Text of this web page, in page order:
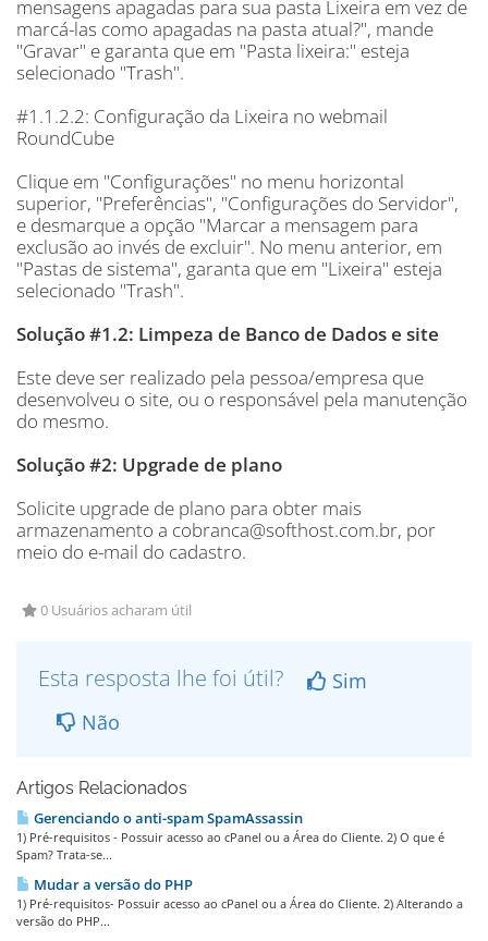
mensagens apagadas para sua pasta Lixeira em vez de
marcá-las como apagadas na pasta atual?", mande
"Gravar" e garanta que em "Pasta lixeira:" esteja
selecionado "Trash".
#1.1.2.2: Configuração da Lixeira no webmail
RoundCube
Clique em "Configurações" no menu horizontal
superior, "Preferências", "Configurações do Servidor",
e desmarque a opção "Marcar a mensagem para
exclusão ao invés de excluir". No menu anterior, em
"Pastas de sistema", garanta que em "Lixeira" esteja
selecionado "Trash".
Solução #1.2: Limpeza de Banco de Dados e site
Este deve ser realizado pela pessoa/empresa que
desenvolveu o site, ou o responsável pela manutenção
do mesmo.
Solução #2: Upgrade de plano
Solicite upgrade de plano para obter mais
armazenamento a cobranca@softhost.com.br, por
meio do e-mail do cadastro.
0 Usuários acharam útil
Esta resposta lhe foi útil?
Sim
Não
Artigos Relacionados
Gerenciando o anti-spam SpamAssassin
1) Pré-requisitos - Possuir acesso ao cPanel ou a Área do Cliente. 2) O que é
Spam? Trata-se...
Mudar a versão do PHP
1) Pré-requisitos- Possuir acesso ao cPanel ou a Área do Cliente. 2) Alterando a
versão do PHP...